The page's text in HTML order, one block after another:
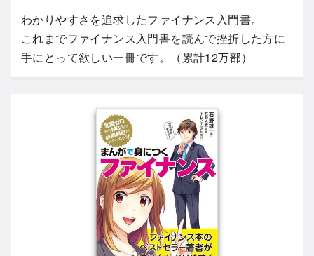
わかりやすさを追求したファイナンス入門書。
これまでファイナンス入門書を読んで挫折した方に
手にとって欲しい一冊です。（累計12万部）